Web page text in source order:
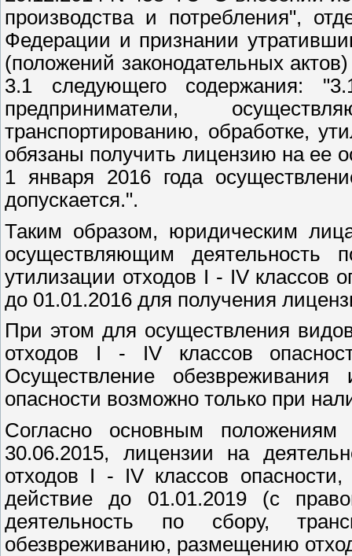
производства и потребления",
Федерации и признании
(положений законодательных
3.1 следующего содержания:
предприниматели,
транспортированию, обработке,
обязаны получить лицензию на ее
1 января 2016 года
допускается.".
Таким образом, юридическим
осуществляющим деятельность
утилизации отходов I - IV классов
до 01.01.2016 для получения
При этом для осуществления
отходов I - IV классов
Осуществление
опасности возможно только при
Согласно основным
30.06.2015, лицензии на
отходов I - IV классов
действие до 01.01.2019 (с
деятельность по сбору,
обезвреживанию, размещению